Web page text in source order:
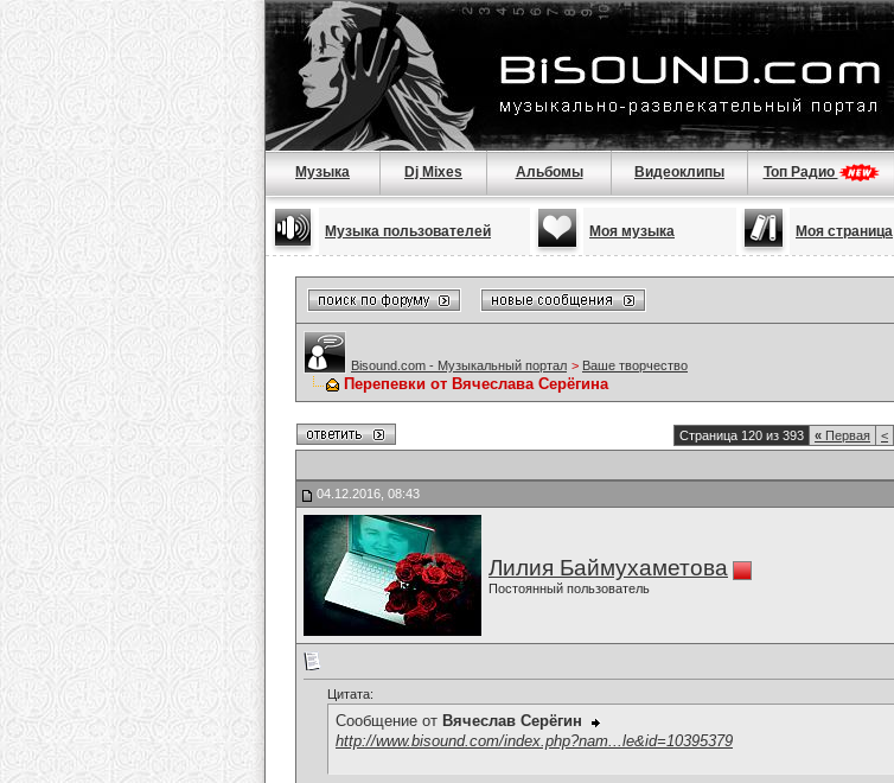
Музыка Dj Mixes Альбомы Видеоклипы Топ Радио
Музыка пользователей Моя музыка Моя страница
Bisound.com - Музыкальный портал > Ваше творчество
Перепевки от Вячеслава Серёгина
Страница 120 из 393 « Первая <
04.12.2016, 08:43
Лилия Баймухаметова
Постоянный пользователь
Цитата:
Сообщение от Вячеслав Серёгин
http://www.bisound.com/index.php?nam...le&id=10395379